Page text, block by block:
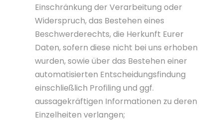
Einschränkung der Verarbeitung oder
Widerspruch, das Bestehen eines
Beschwerderechts, die Herkunft Eurer
Daten, sofern diese nicht bei uns erhoben
wurden, sowie über das Bestehen einer
automatisierten Entscheidungsfindung
einschließlich Profiling und ggf.
aussagekräftigen Informationen zu deren
Einzelheiten verlangen;